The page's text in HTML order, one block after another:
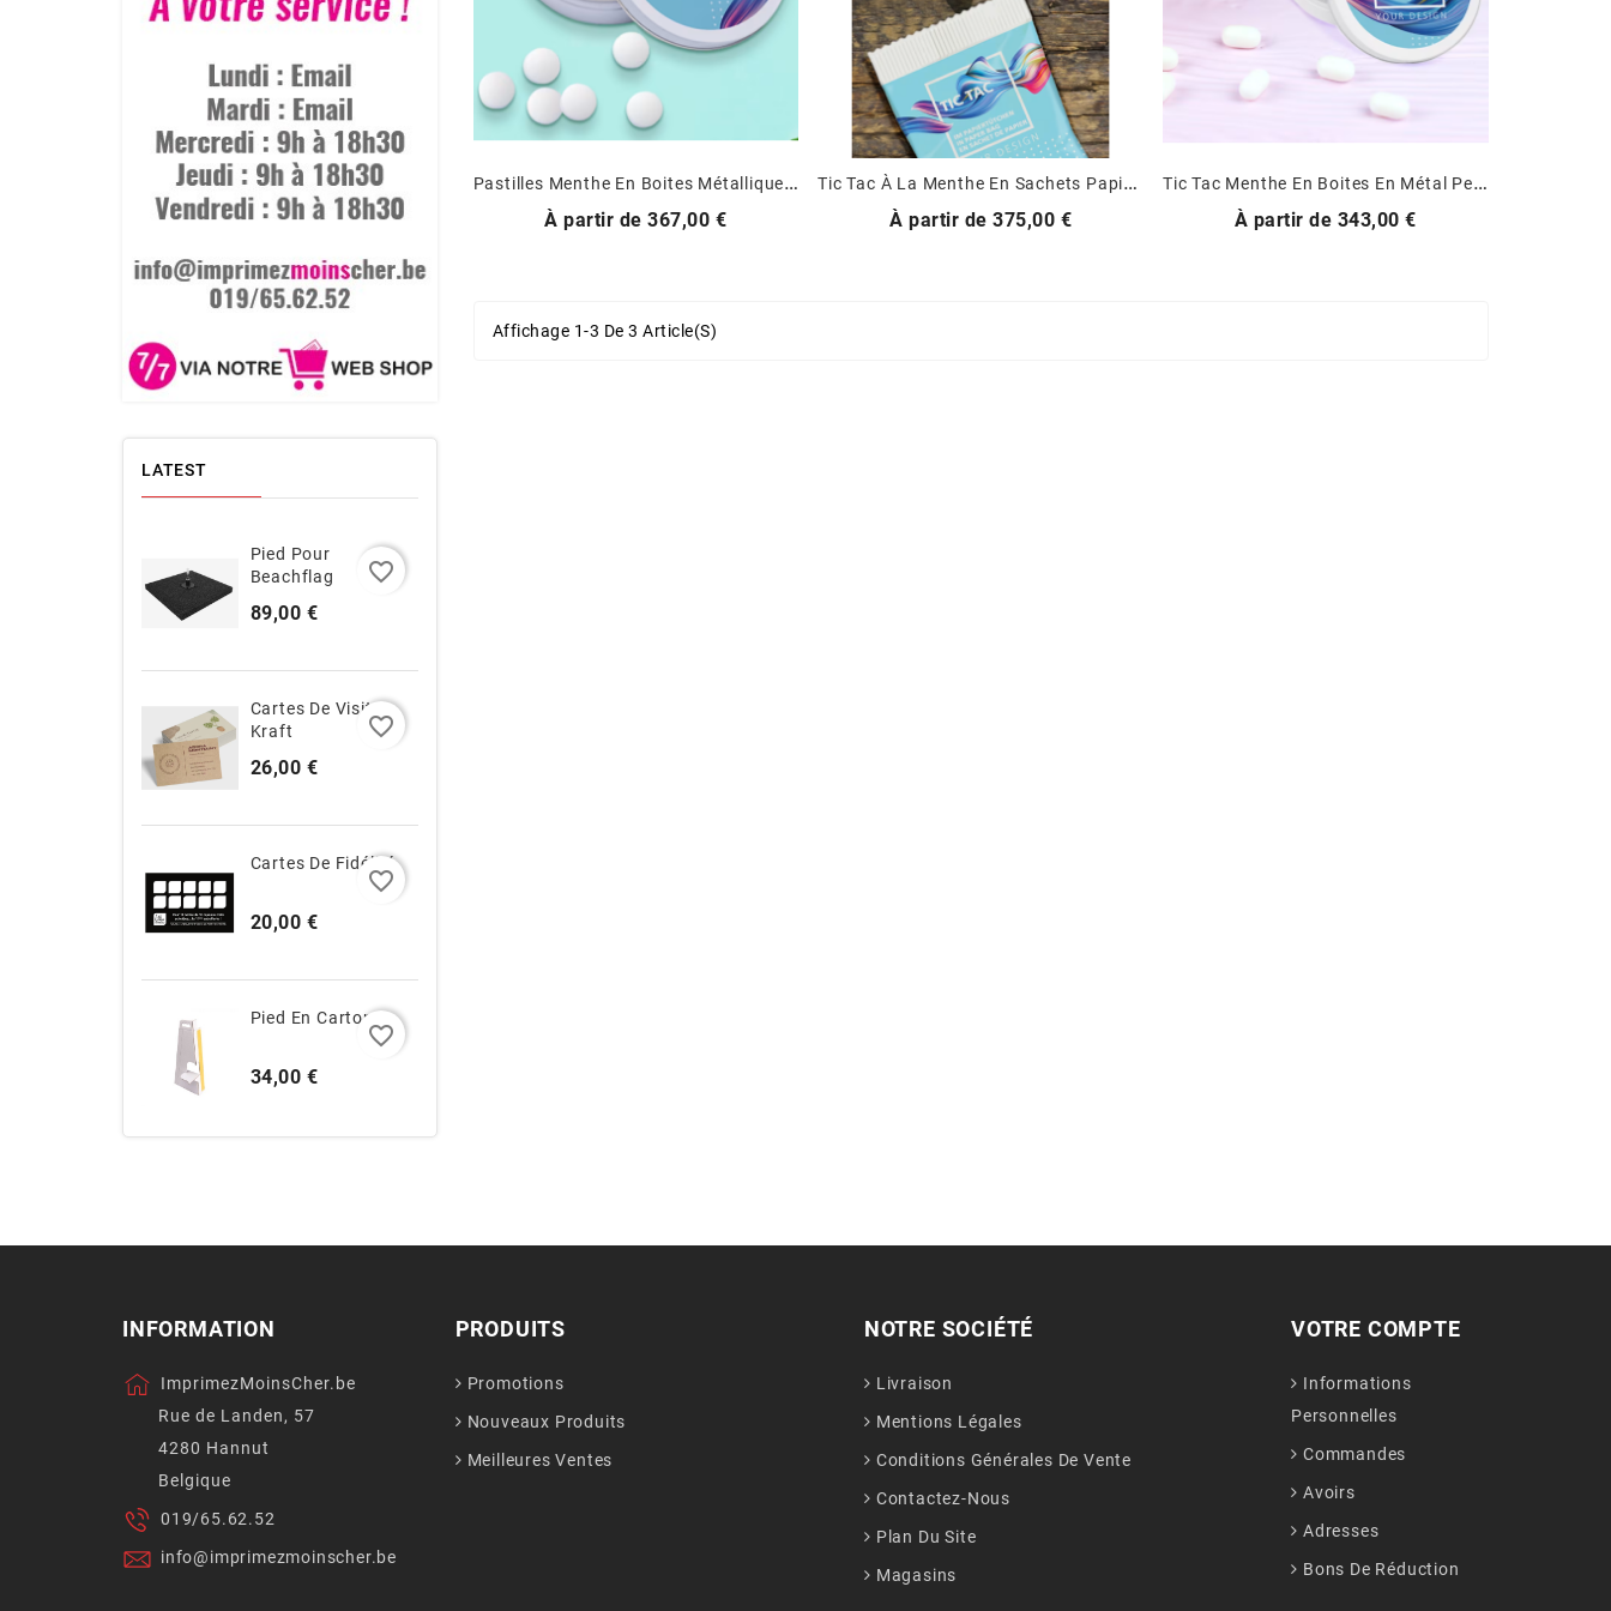
LATEST
Pied Pour
Beachflag
89,00 €Prix
favorite_border
Cartes De Visite
Kraft
26,00 €Prix
favorite_border
Cartes De Fidélité
20,00 €Prix
favorite_border
Pied En Carton
34,00 €Prix
favorite_border
P
Astilles Menthe En Boites Métalliques Personnalisées
À partir dePrix
367,00 €
T
Ic Tac À La Menthe En Sachets Papier Personnalisés
À partir dePrix
375,00 €
T
Ic Tac Menthe En Boites En Métal Personnalisées
À partir de Prix
343,00 €
Affichage 1-3 De 3 Article(s)
INFORMATION
ImprimezMoinsCher.be
Rue de Landen, 57
4280 Hannut
Belgique
019/65.62.52
info@imprimezmoinscher.be
PRODUITS
Promotions
Nouveaux Produits
Meilleures Ventes
NOTRE SOCIÉTÉ
Livraison
Mentions Légales
Conditions Générales De Vente
Contactez-Nous
Plan Du Site
Magasins
VOTRE COMPTE
Informations
Personnelles
Commandes
Avoirs
Adresses
Bons De Réduction